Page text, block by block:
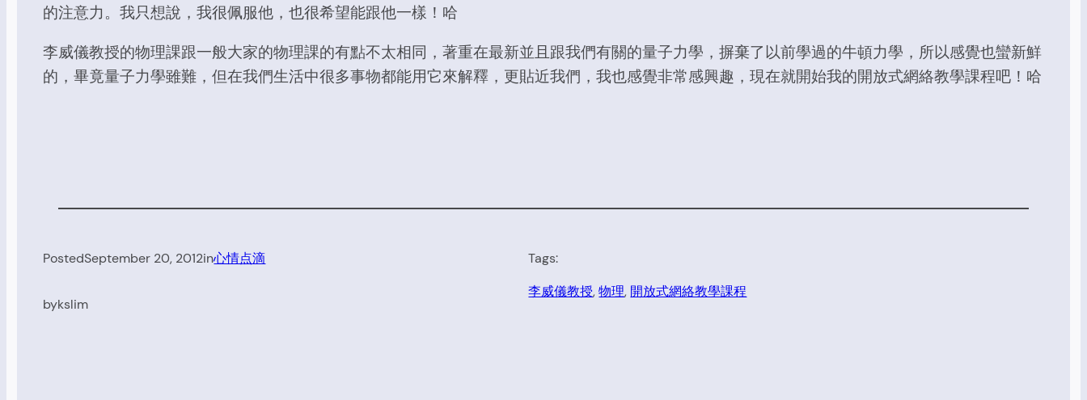
的注意力。我只想說，我很佩服他，也很希望能跟他一樣！哈
李威儀教授的物理課跟一般大家的物理課的有點不太相同，著重在最新並且跟我們有關的量子力學，摒棄了以前學過的牛頓力學，所以感覺也蠻新鮮
的，畢竟量子力學雖難，但在我們生活中很多事物都能用它來解釋，更貼近我們，我也感覺非常感興趣，現在就開始我的開放式網絡教學課程吧！哈
PostedSeptember 20, 2012in心情点滴
bykslim
Tags:
李威儀教授, 物理, 開放式網絡教學課程